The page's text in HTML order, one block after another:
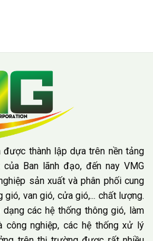
được thành lập dựa trên nền tảng
Ban lãnh đạo, đến nay VMG
sản xuất và phân phối cung
van gió, cửa gió,... chất lượng.
các hệ thống thông gió, làm
công nghiệp, các hệ thống xử lý